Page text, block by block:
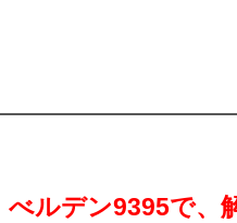
べルデン9395で、